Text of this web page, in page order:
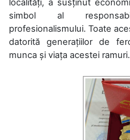
localități, a susținut
simbol al
profesionalismului. Toate
datorită generațiilor de
munca și viața acestei